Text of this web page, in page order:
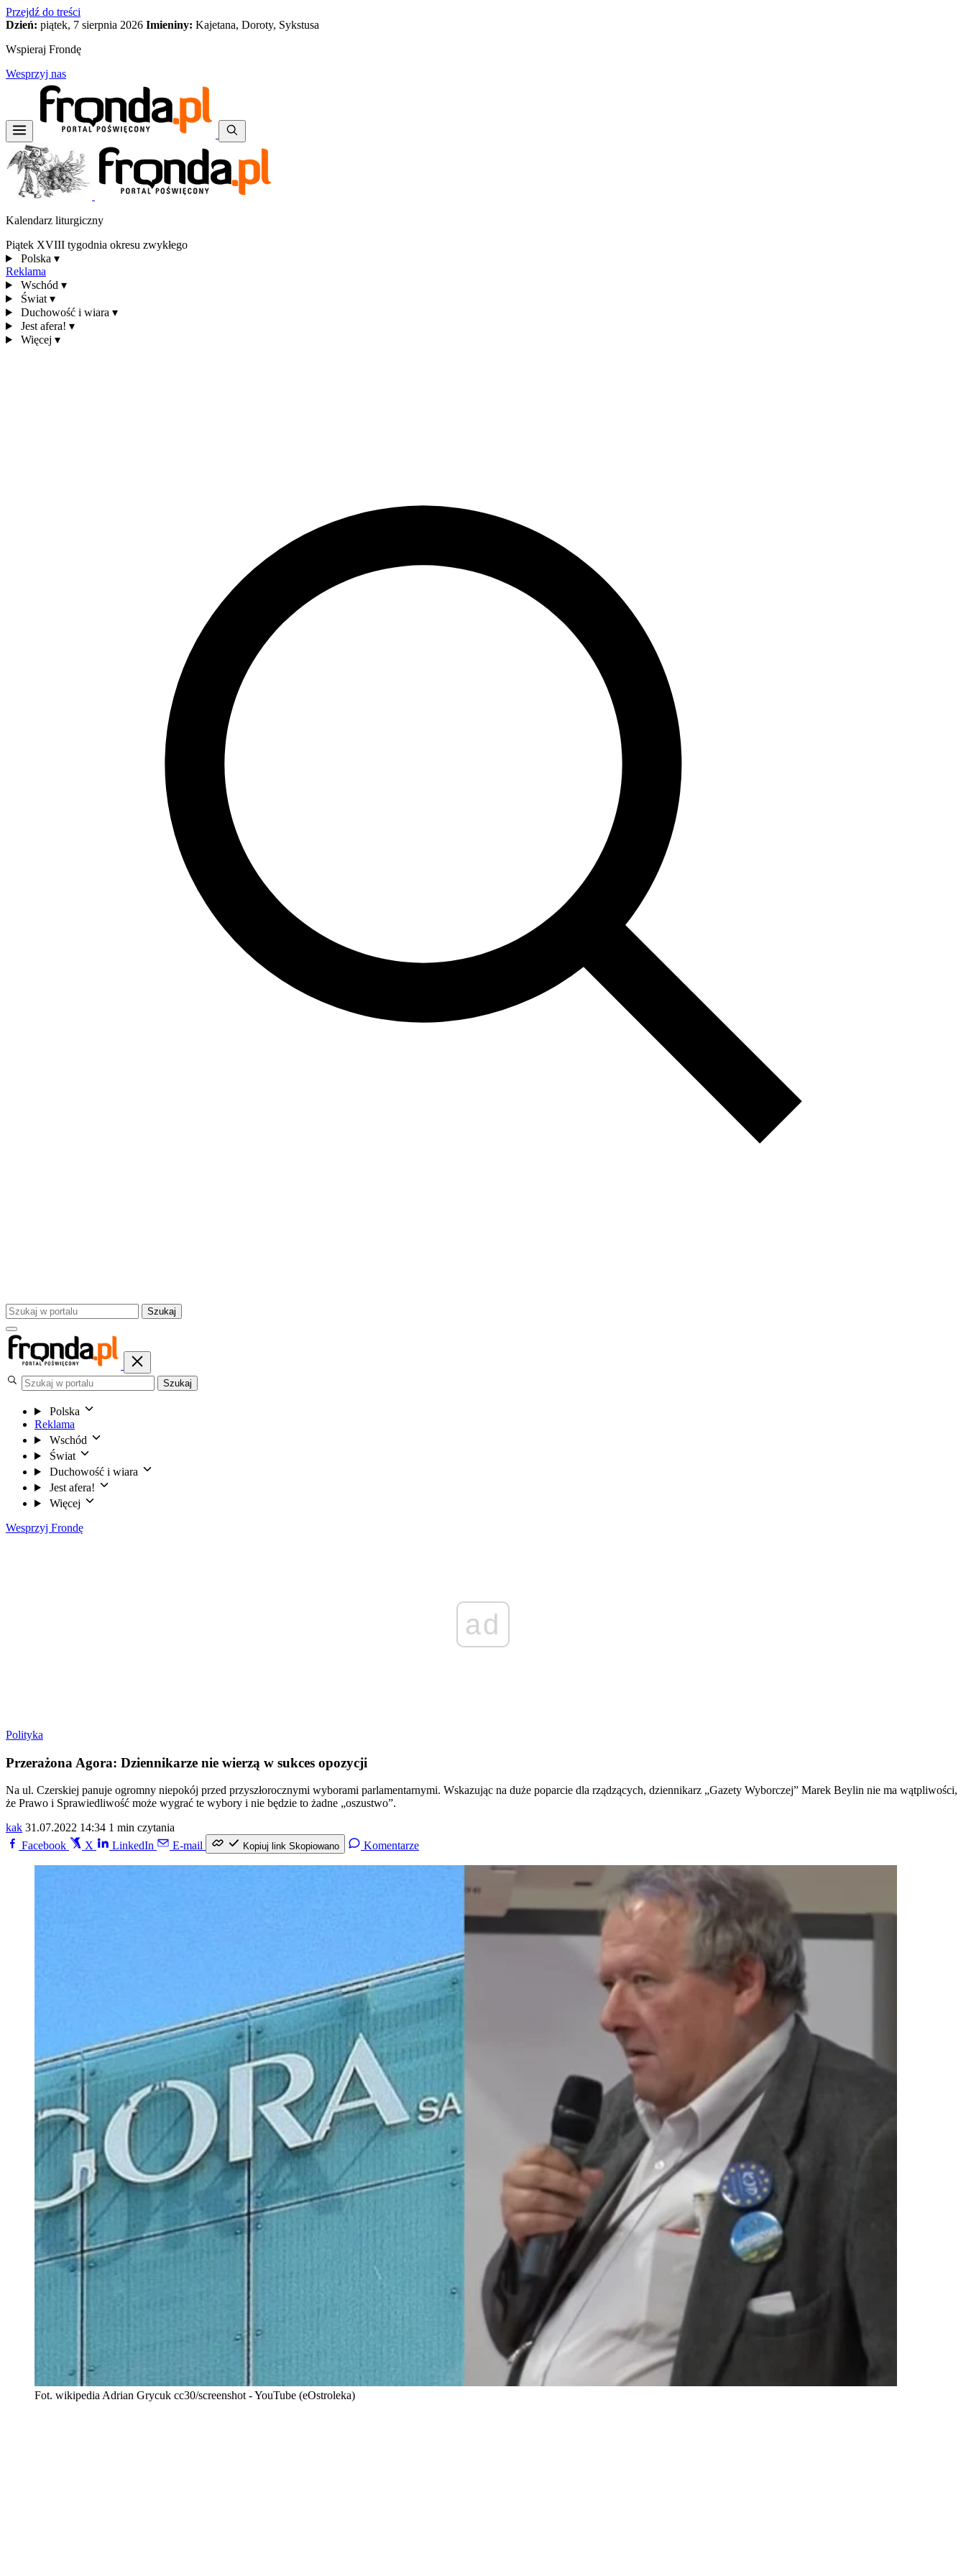
Przejdź do treści
Dzień: piątek, 7 sierpnia 2026 Imieniny: Kajetana, Doroty, Sykstusa
Wspieraj Frondę
Wesprzyj nas
Kalendarz liturgiczny
Piątek XVIII tygodnia okresu zwykłego
Polska ▾
Reklama
Wschód ▾
Świat ▾
Duchowość i wiara ▾
Jest afera! ▾
Więcej ▾
Szukaj
Szukaj
Polska
Reklama
Wschód
Świat
Duchowość i wiara
Jest afera!
Więcej
Wesprzyj Frondę
ad
Polityka
Przerażona Agora: Dziennikarze nie wierzą w sukces opozycji
Na ul. Czerskiej panuje ogromny niepokój przed przyszłorocznymi wyborami parlamentarnymi. Wskazując na duże poparcie dla rządzących, dziennikarz „Gazety Wyborczej” Marek Beylin nie ma wątpliwości,
że Prawo i Sprawiedliwość może wygrać te wybory i nie będzie to żadne „oszustwo”.
kak 31.07.2022 14:34 1 min czytania
Facebook
X LinkedIn E-mail Kopiuj link Skopiowano Komentarze
Fot. wikipedia Adrian Grycuk cc30/screenshot - YouTube (eOstroleka)